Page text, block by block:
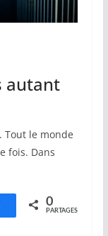
autant
Tout le monde
fois. Dans
Partagez0
PARTAGES